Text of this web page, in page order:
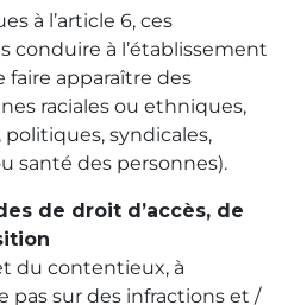
à l’article 6, ces
conduire à l’établissement
faire apparaître des
raciales ou ethniques,
syndicales,
santé des personnes).
de droit d’accès, de
du contentieux, à
pas sur des infractions et /